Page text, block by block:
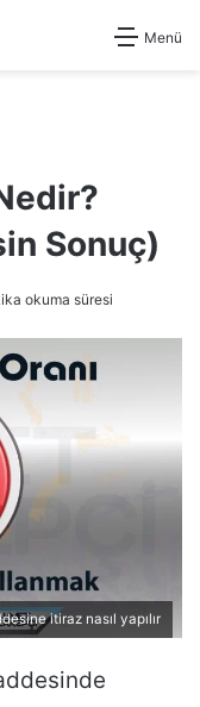
Menü
Sonuç)
okuma süresi
itiraz nasıl yapılır